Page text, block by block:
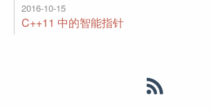
2016-10-15
C++11 中的智能指针